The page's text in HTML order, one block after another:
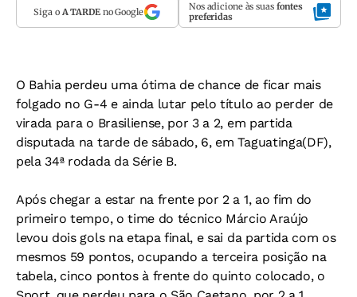
Siga o A TARDEno Google Nos adicione às suas fontes
preferidas
O Bahia perdeu uma ótima de chance de ficar mais
folgado no G-4 e ainda lutar pelo título ao perder de
virada para o Brasiliense, por 3 a 2, em partida
disputada na tarde de sábado, 6, em Taguatinga(DF),
pela 34ª rodada da Série B.
Após chegar a estar na frente por 2 a 1, ao fim do
primeiro tempo, o time do técnico Márcio Araújo
levou dois gols na etapa final, e sai da partida com os
mesmos 59 pontos, ocupando a terceira posição na
tabela, cinco pontos à frente do quinto colocado, o